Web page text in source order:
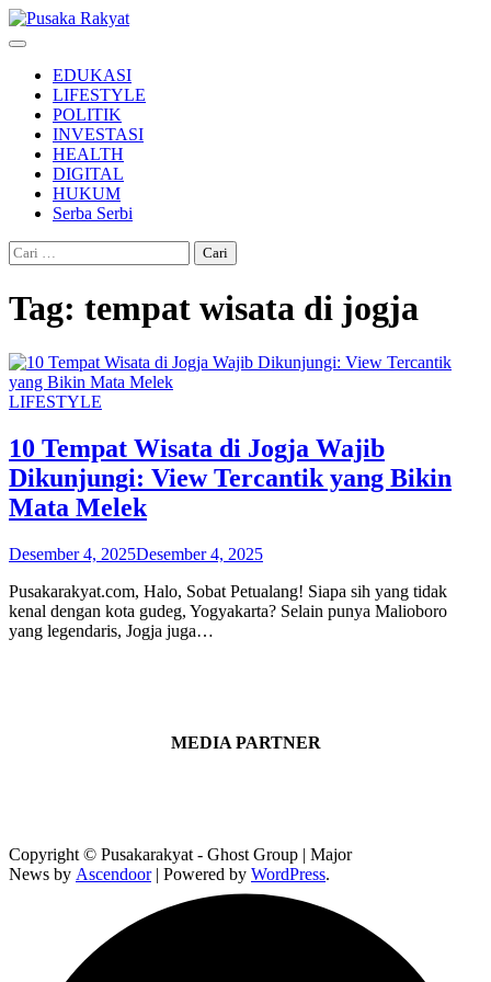
Skip
to
EDUKASI
LIFESTYLE
POLITIK
INVESTASI
HEALTH
DIGITAL
HUKUM
Serba Serbi
Cari
untuk:
Tag: tempat wisata di jogja
LIFESTYLE
10 Tempat Wisata di Jogja Wajib
Dikunjungi: View Tercantik yang Bikin
Mata Melek
Desember 4, 2025Desember 4, 2025
Pusakarakyat.com, Halo, Sobat Petualang! Siapa sih yang tidak
kenal dengan kota gudeg, Yogyakarta? Selain punya Malioboro
yang legendaris, Jogja juga…
MEDIA PARTNER
Copyright © Pusakarakyat - Ghost Group | Major
News by Ascendoor| Powered by WordPress.